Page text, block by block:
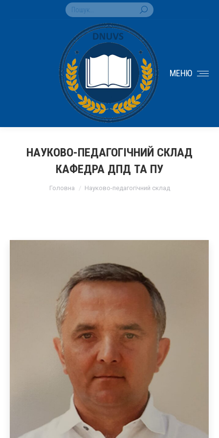
Search:
МЕНЮ
НАУКОВО-ПЕДАГОГІЧНИЙ СКЛАД
КАФЕДРА ДПД ТА ПУ
Головна Науково-педагогічний склад